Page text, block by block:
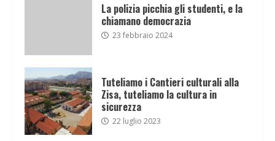
La polizia picchia gli studenti, e la
chiamano democrazia
23 febbraio 2024
Tuteliamo i Cantieri culturali alla
Zisa, tuteliamo la cultura in
sicurezza
22 luglio 2023